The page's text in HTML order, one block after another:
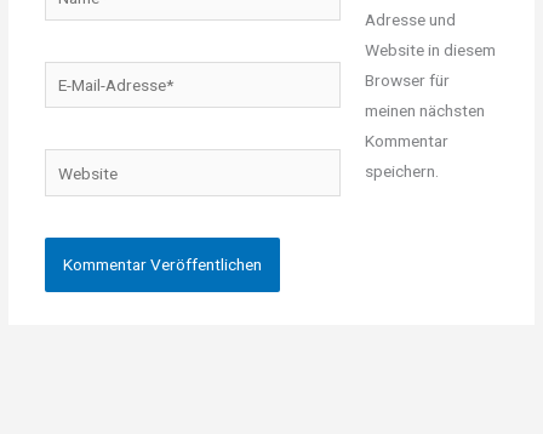
Mail-
Website
Adresse und
Website in diesem
Browser für
meinen nächsten
Kommentar
speichern.